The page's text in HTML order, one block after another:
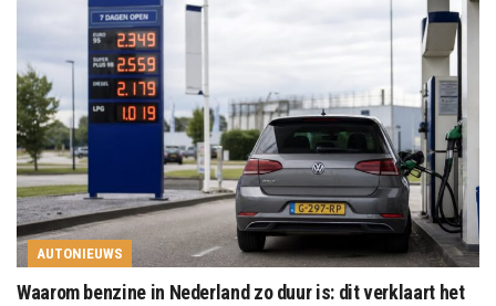
AUTONIEUWS
Waarom benzine in Nederland zo duur is: dit verklaart het